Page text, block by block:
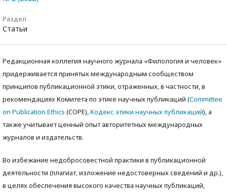
Раздел
Статьи
Редакционная коллегия научного журнала «Филология и человек»
придерживается принятых международным сообществом
принципов публикационной этики, отраженных, в частности, в
рекомендациях Комитета по этике научных публикаций (Committee
on Publication Ethics (COPE),Кодекс этики научных публикаций), а
также учитываeт ценный опыт авторитетных международных
журналов и издательств.
Во избежание недобросовестной практики в публикационной
деятельности (плагиат, изложение недостоверных сведений и др.),
в целях обеспечения высокого качества научных публикаций,